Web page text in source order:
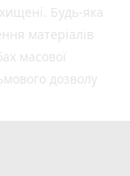
Будь-яка
матеріалів
масової
дозволу